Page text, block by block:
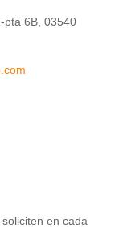
pta 6B, 03540
en cada